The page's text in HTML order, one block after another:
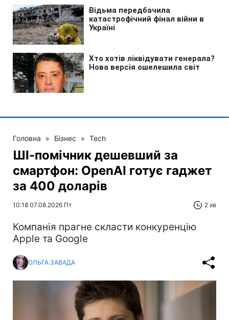
Головна » Бізнес » Tech
ШІ-помічник дешевший за
смартфон: OpenAI готує гаджет
за 400 доларів
10:18 07.08.2026 Пт 2 хв
Компанія прагне скласти конкуренцію
Apple та Google
ОЛЬГА ЗАВАДА